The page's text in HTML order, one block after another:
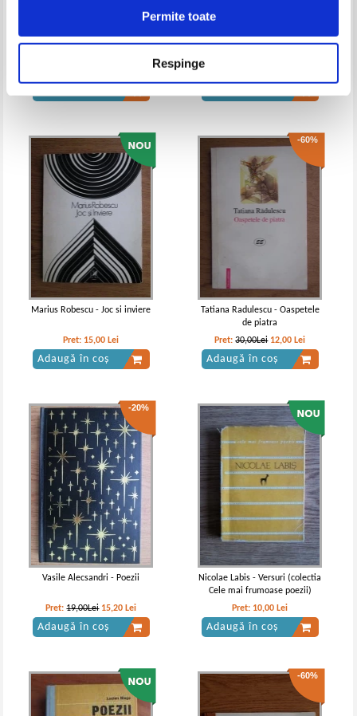
Permite toate
Respinge
Adaugă în coș
Vasile Alecsandri - Poezii (volumul
1)
IN STOC
Pret:15,00Lei
Adaugă în coș
Vasile Alecsandri - Poezii
Vasile Alecsandri - Poezii
IN STOC
Pret:
10,00Lei7,00
Adaugă în coș
-50%
IN STOC
Pret:10,00Lei5,00Lei
Adaugă în coș
-30%
1700 de ani de poezie religioasa Poezie cu parfum de isihie
Marius Robescu - Joc si inviere
Pret: 15,00 Lei
Adaugă în coș
-60%
Tatiana Radulescu - Oaspetele
de piatra
Pret:30,00Lei 12,00 Lei
Adaugă în coș
-20%
Vasile Alecsandri - Poezii
Pret:19,00Lei 15,20 Lei
Adaugă în coș
Nicolae Labis - Versuri (colectia
Cele mai frumoase poezii)
Pret: 10,00 Lei
Adaugă în coș
-60%